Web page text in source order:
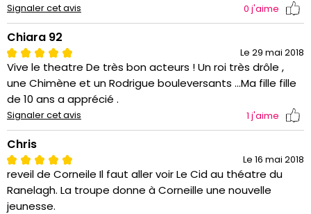
Signaler cet avis 0 j'aime
Chiara 92
Le 29 mai 2018
Vive le theatre De très bon acteurs ! Un roi très drôle ,
une Chimène et un Rodrigue bouleversants ...Ma fille fille
de 10 ans a apprécié .
Signaler cet avis 1 j'aime
Chris
Le 16 mai 2018
reveil de Corneile Il faut aller voir Le Cid au théatre du
Ranelagh. La troupe donne à Corneille une nouvelle
jeunesse.